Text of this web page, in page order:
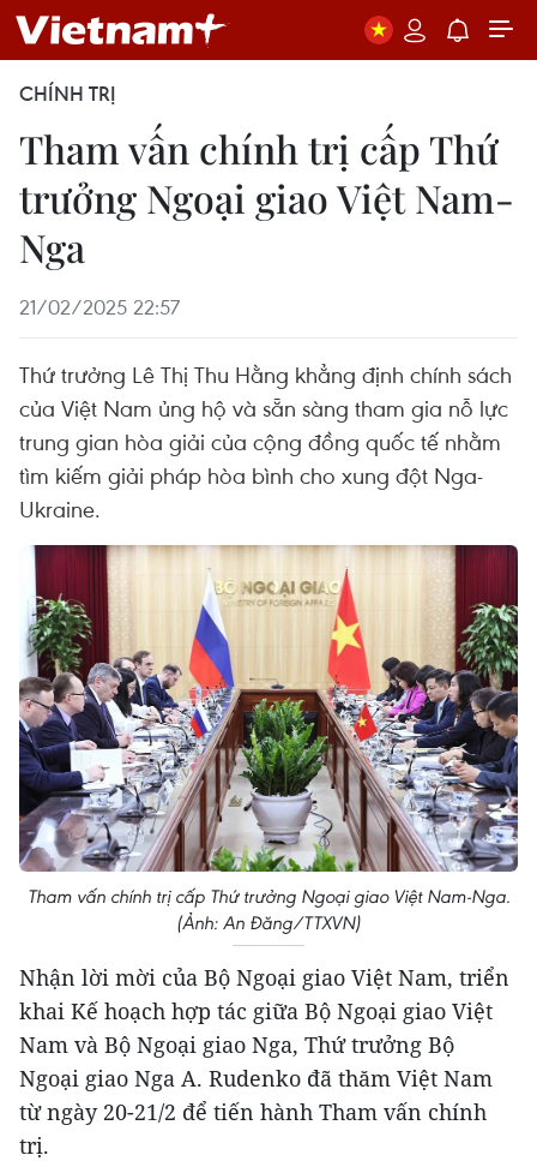
CHÍNH TRỊ
Tham vấn chính trị cấp Thứ
trưởng Ngoại giao Việt Nam-
Nga
21/02/2025 22:57
Thứ trưởng Lê Thị Thu Hằng khẳng định chính sách
của Việt Nam ủng hộ và sẵn sàng tham gia nỗ lực
trung gian hòa giải của cộng đồng quốc tế nhằm
tìm kiếm giải pháp hòa bình cho xung đột Nga-
Ukraine.
Tham vấn chính trị cấp Thứ trưởng Ngoại giao Việt Nam-Nga.
(Ảnh: An Đăng/TTXVN)
Nhận lời mời của Bộ Ngoại giao Việt Nam, triển
khai Kế hoạch hợp tác giữa Bộ Ngoại giao Việt
Nam và Bộ Ngoại giao Nga, Thứ trưởng Bộ
Ngoại giao Nga A. Rudenko đã thăm Việt Nam
từ ngày 20-21/2 để tiến hành Tham vấn chính
trị.